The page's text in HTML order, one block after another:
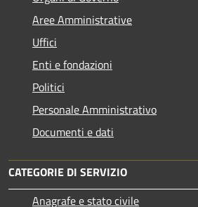
Aree Amministrative
Uffici
Enti e fondazioni
Politici
Personale Amministrativo
Documenti e dati
CATEGORIE DI SERVIZIO
Anagrafe e stato civile